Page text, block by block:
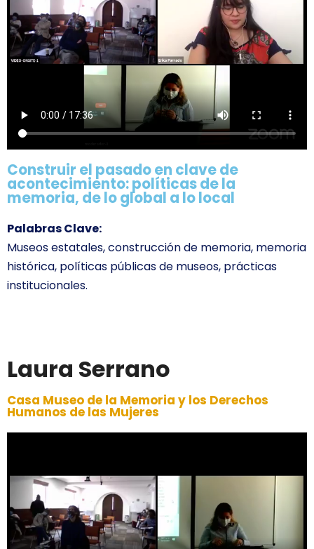
Construir el pasado en clave de
acontecimiento: políticas de la
memoria, de lo global a lo local
Palabras Clave:
Museos estatales, construcción de memoria, memoria
histórica, políticas públicas de museos, prácticas
institucionales.
Laura Serrano
Casa Museo de la Memoria y los Derechos
Humanos de las Mujeres